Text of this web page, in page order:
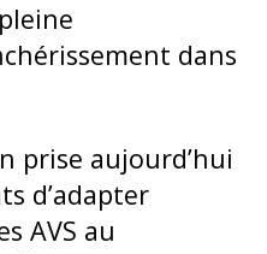
dans
prise aujourd’hui
d’adapter
AVS au